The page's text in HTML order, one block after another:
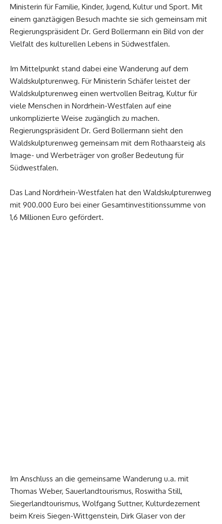
Ministerin für Familie, Kinder, Jugend, Kultur und Sport. Mit
einem ganztägigen Besuch machte sie sich gemeinsam mit
Regierungspräsident Dr. Gerd Bollermann ein Bild von der
Vielfalt des kulturellen Lebens in Südwestfalen.
Im Mittelpunkt stand dabei eine Wanderung auf dem
Waldskulpturenweg. Für Ministerin Schäfer leistet der
Waldskulpturenweg einen wertvollen Beitrag, Kultur für
viele Menschen in Nordrhein-Westfalen auf eine
unkomplizierte Weise zugänglich zu machen.
Regierungspräsident Dr. Gerd Bollermann sieht den
Waldskulpturenweg gemeinsam mit dem Rothaarsteig als
Image- und Werbeträger von großer Bedeutung für
Südwestfalen.
Das Land Nordrhein-Westfalen hat den Waldskulpturenweg
mit 900.000 Euro bei einer Gesamtinvestitionssumme von
1,6 Millionen Euro gefördert.
Im Anschluss an die gemeinsame Wanderung u.a. mit
Thomas Weber, Sauerlandtourismus, Roswitha Still,
Siegerlandtourismus, Wolfgang Suttner, Kulturdezernent
beim Kreis Siegen-Wittgenstein, Dirk Glaser von der